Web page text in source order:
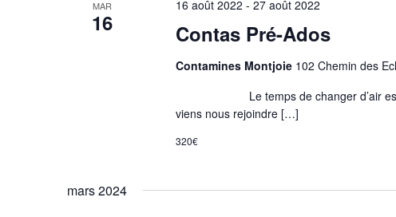
MAR
16 Contas Pré-Ados
16 août 2022 - 27 août 2022
Contamines Montjoie 102 Chemin des
Le temps de changer d’air est
viens nous rejoindre […]
320€
mars 2024